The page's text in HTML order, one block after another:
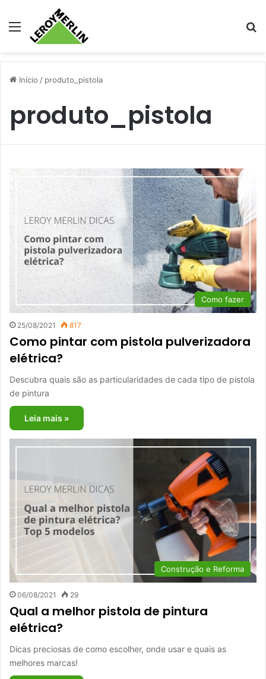
Menu
Início / produto_pistola
produto_pistola
Como fazer
25/08/2021 817
Como pintar com pistola pulverizadora
elétrica?
Descubra quais são as particularidades de cada tipo de pistola
de pintura
Leia mais »
Construção e Reforma
06/08/2021 29
Qual a melhor pistola de pintura
elétrica?
Dicas preciosas de como escolher, onde usar e quais as
melhores marcas!